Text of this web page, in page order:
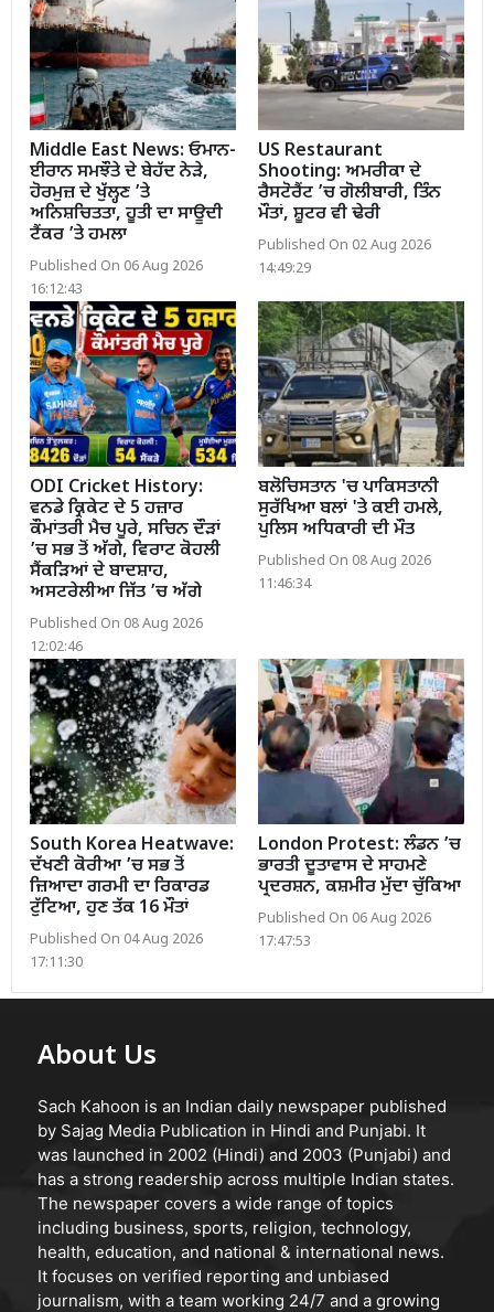
Middle East News: ਓਮਾਨ-
ਈਰਾਨ ਸਮਝੌਤੇ ਦੇ ਬੇਹੱਦ ਨੇੜੇ,
ਹੋਰਮੁਜ਼ ਦੇ ਖੁੱਲ੍ਹਣ ’ਤੇ
ਅਨਿਸ਼ਚਿਤਤਾ, ਹੂਤੀ ਦਾ ਸਾਊਦੀ
ਟੈਂਕਰ ’ਤੇ ਹਮਲਾ
Published On 06 Aug 2026
16:12:43
US Restaurant
Shooting: ਅਮਰੀਕਾ ਦੇ
ਰੈਸਟੋਰੈਂਟ ’ਚ ਗੋਲੀਬਾਰੀ, ਤਿੰਨ
ਮੌਤਾਂ, ਸ਼ੂਟਰ ਵੀ ਢੇਰੀ
Published On 02 Aug 2026
14:49:29
ODI Cricket History:
ਵਨਡੇ ਕ੍ਰਿਕੇਟ ਦੇ 5 ਹਜ਼ਾਰ
ਕੌਮਾਂਤਰੀ ਮੈਚ ਪੂਰੇ, ਸਚਿਨ ਦੌੜਾਂ
’ਚ ਸਭ ਤੋਂ ਅੱਗੇ, ਵਿਰਾਟ ਕੋਹਲੀ
ਸੈਂਕੜਿਆਂ ਦੇ ਬਾਦਸ਼ਾਹ,
ਅਸਟਰੇਲੀਆ ਜਿੱਤ ’ਚ ਅੱਗੇ
Published On 08 Aug 2026
12:02:46
ਬਲੋਚਿਸਤਾਨ 'ਚ ਪਾਕਿਸਤਾਨੀ
ਸੁਰੱਖਿਆ ਬਲਾਂ 'ਤੇ ਕਈ ਹਮਲੇ,
ਪੁਲਿਸ ਅਧਿਕਾਰੀ ਦੀ ਮੌਤ
Published On 08 Aug 2026
11:46:34
South Korea Heatwave:
ਦੱਖਣੀ ਕੋਰੀਆ ’ਚ ਸਭ ਤੋਂ
ਜ਼ਿਆਦਾ ਗਰਮੀ ਦਾ ਰਿਕਾਰਡ
ਟੁੱਟਿਆ, ਹੁਣ ਤੱਕ 16 ਮੌਤਾਂ
Published On 04 Aug 2026
17:11:30
London Protest: ਲੰਡਨ ’ਚ
ਭਾਰਤੀ ਦੂਤਾਵਾਸ ਦੇ ਸਾਹਮਣੇ
ਪ੍ਰਦਰਸ਼ਨ, ਕਸ਼ਮੀਰ ਮੁੱਦਾ ਚੁੱਕਿਆ
Published On 06 Aug 2026
17:47:53
About Us
Sach Kahoon is an Indian daily newspaper published
by Sajag Media Publication in Hindi and Punjabi. It
was launched in 2002 (Hindi) and 2003 (Punjabi) and
has a strong readership across multiple Indian states.
The newspaper covers a wide range of topics
including business, sports, religion, technology,
health, education, and national & international news.
It focuses on verified reporting and unbiased
journalism, with a team working 24/7 and a growing